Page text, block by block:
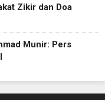
Zikir dan Doa
Munir: Pers